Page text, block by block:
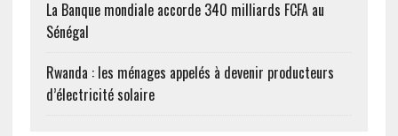
La Banque mondiale accorde 340 milliards FCFA au
Sénégal
Rwanda : les ménages appelés à devenir producteurs
d’électricité solaire